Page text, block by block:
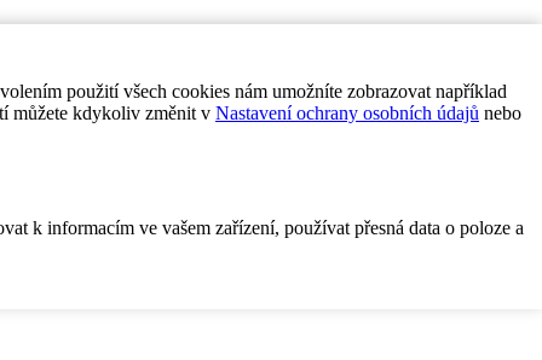
použití všech cookies nám umožníte zobrazovat například
můžete kdykoliv změnit v Nastavení ochrany osobních údajů nebo
k informacím ve vašem zařízení, používat přesná data o poloze a